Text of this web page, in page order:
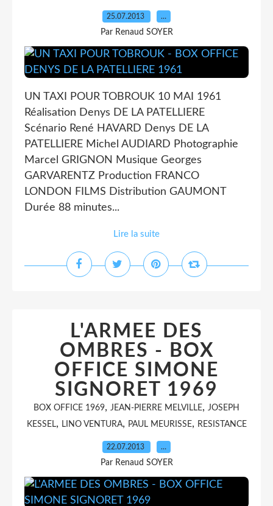
25.07.2013 …
Par Renaud SOYER
UN TAXI POUR TOBROUK 10 MAI 1961
Réalisation Denys DE LA PATELLIERE
Scénario René HAVARD Denys DE LA
PATELLIERE Michel AUDIARD Photographie
Marcel GRIGNON Musique Georges
GARVARENTZ Production FRANCO
LONDON FILMS Distribution GAUMONT
Durée 88 minutes...
Lire la suite
L'ARMEE DES
OMBRES - BOX
OFFICE SIMONE
SIGNORET 1969
BOX OFFICE 1969, JEAN-PIERRE MELVILLE, JOSEPH
KESSEL, LINO VENTURA, PAUL MEURISSE, RESISTANCE
22.07.2013 …
Par Renaud SOYER